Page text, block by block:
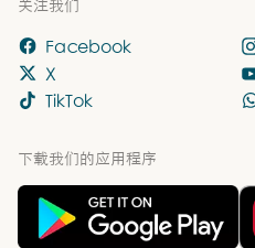
下载我们的应用程序
Facebook
X
TikTok